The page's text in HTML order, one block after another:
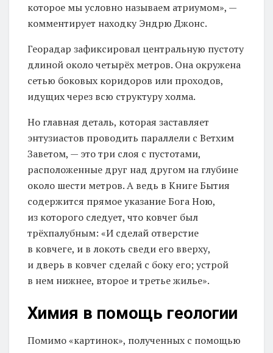
которое мы условно называем атриумом», —
комментирует находку Эндрю Джонс.
Георадар зафиксировал центральную пустоту
длиной около четырёх метров. Она окружена
сетью боковых коридоров или проходов,
идущих через всю структуру холма.
Но главная деталь, которая заставляет
энтузиастов проводить параллели с Ветхим
Заветом, — это три слоя с пустотами,
расположенные друг над другом на глубине
около шести метров. А ведь в Книге Бытия
содержится прямое указание Бога Ною,
из которого следует, что ковчег был
трёхпалубным: «И сделай отверстие
в ковчеге, и в локоть сведи его вверху,
и дверь в ковчег сделай с боку его; устрой
в нем нижнее, второе и третье жилье».
Химия в помощь геологии
Помимо «картинок», полученных с помощью